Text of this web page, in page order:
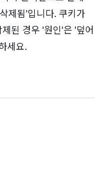
제됨'입니다. 쿠키가
된 경우 '원인'은 '덮어
세요.